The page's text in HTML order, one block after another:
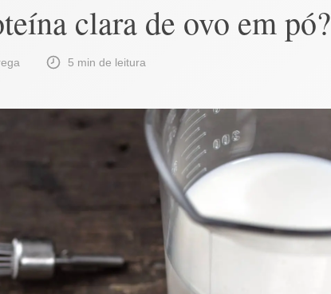
clara de ovo em pó?
5 min de leitura